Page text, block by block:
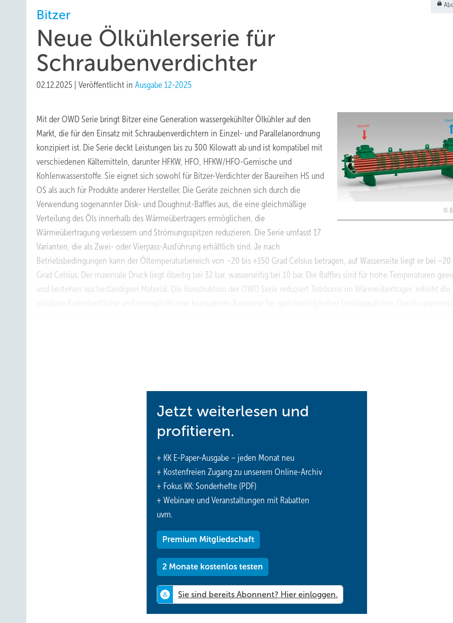
Bitzer
Neue Ölkühlerserie für
Schraubenverdichter
02.12.2025 Veröffentlicht in Ausgabe 12-2025
Mit der OWD Serie bringt Bitzer eine Generation wassergekühlter Ölkühler auf den
Markt, die für den Einsatz mit Schraubenverdichtern in Einzel- und Parallelanordnung
konzipiert ist. Die Serie deckt Leistungen bis zu 300 Kilowatt ab und ist kompatibel mit
verschiedenen Kältemitteln, darunter HFKW, HFO, HFKW/HFO-Gemische und
Kohlenwasserstoffe. Sie eignet sich sowohl für Bitzer-Verdichter der Baureihen HS und
OS als auch für Produkte anderer Hersteller. Die Geräte zeichnen sich durch die
Verwendung sogenannter Disk- und Doughnut-Baffles aus, die eine gleichmäßige
Verteilung des Öls innerhalb des Wärmeübertragers ermöglichen, die
Wärmeübertragung verbessern und Strömungsspitzen reduzieren. Die Serie umfasst 17
Varianten, die als Zwei- oder Vierpass-Ausführung erhältlich sind. Je nach
Betriebsbedingungen kann der Öltemperaturbereich von –20 bis +150 Grad Celsius betragen, auf Wasserseite liegt er bei –20
Grad Celsius. Der maximale Druck liegt ölseitig bei 32 bar, wasserseitig bei 10 bar. Die Baffles sind für hohe Temperaturen
und bestehen aus beständigem Material. Die Konstruktion der OWD Serie reduziert Toträume im Wärmeübertrager, erhöht die
Jetzt weiterlesen und
profitieren.
+ KK E-Paper-Ausgabe – jeden Monat neu
+ Kostenfreien Zugang zu unserem Online-Archiv
+ Fokus KK: Sonderhefte (PDF)
+ Webinare und Veranstaltungen mit Rabatten
uvm.
Premium Mitgliedschaft
2 Monate kostenlos testen